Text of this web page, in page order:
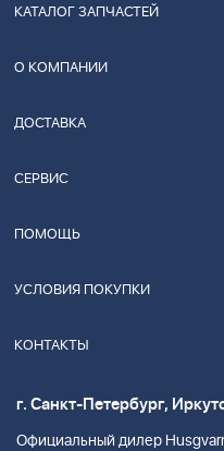
КАТАЛОГ ЗАПЧАСТЕЙ
О КОМПАНИИ
ДОСТАВКА
СЕРВИС
ПОМОЩЬ
УСЛОВИЯ ПОКУПКИ
КОНТАКТЫ
г. Санкт-Петербург,
Официальный дилер